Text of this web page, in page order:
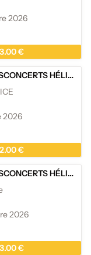
2026
€
CONCERTS HÉLIOS
2026
€
CONCERTS HÉLIOS
2026
€